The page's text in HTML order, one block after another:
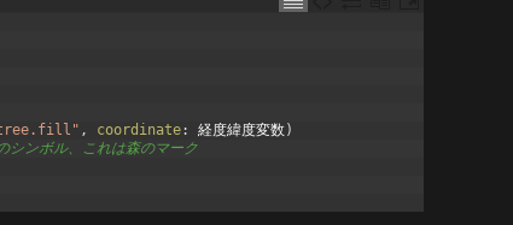
, coordinate : 経度緯度変数)
ンボル、これは森のマーク